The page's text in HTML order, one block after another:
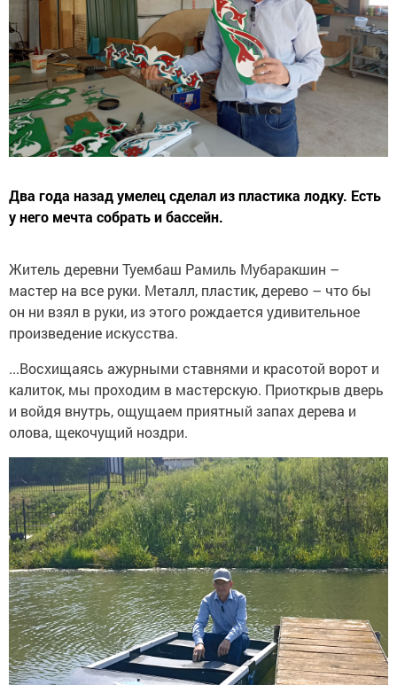
Два года назад умелец сделал из пластика лодку. Есть
у него мечта собрать и бассейн.
Житель деревни Туембаш Рамиль Мубаракшин –
мастер на все руки. Металл, пластик, дерево – что бы
он ни взял в руки, из этого рождается удивительное
произведение искусства.
...Восхищаясь ажурными ставнями и красотой ворот и
калиток, мы проходим в мастерскую. Приоткрыв дверь
и войдя внутрь, ощущаем приятный запах дерева и
олова, щекочущий ноздри.